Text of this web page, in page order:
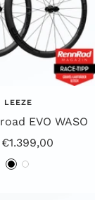
LEEZE
EVO WASO
S W